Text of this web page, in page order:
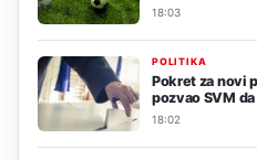
18:03
POLITIKA
Pokret za novi
pozvao SVM
18:02